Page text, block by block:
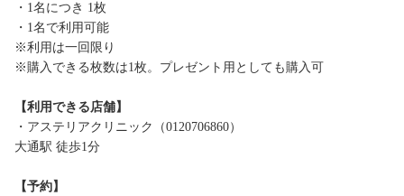
・1名につき 1枚
・1名で利用可能
※利用は一回限り
※購入できる枚数は1枚。プレゼント用としても購入可
【利用できる店舗】
・アステリアクリニック（0120706860）
大通駅 徒歩1分
【予約】